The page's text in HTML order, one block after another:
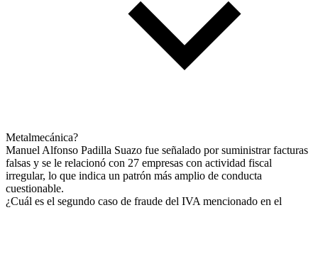
Metalmecánica?
Manuel Alfonso Padilla Suazo fue señalado por suministrar facturas
falsas y se le relacionó con 27 empresas con actividad fiscal
irregular, lo que indica un patrón más amplio de conducta
cuestionable.
¿Cuál es el segundo caso de fraude del IVA mencionado en el